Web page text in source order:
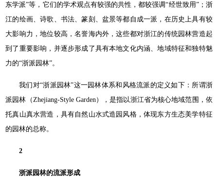
东学派”等，它们的学术观点有较强的共性，都较强调“经世致用”；浙
江的绘画、诗歌、书法、篆刻、盆景等都自成一派，在历史上具有较
大影响力，地位较高，名誉海内外，这些都对浙江的传统园林营造起
到了重要影响，并逐步形成了具有本地文化内涵、地域特征和独特魅
力的“浙派园林”。
我们对“浙派园林”这一园林体系和风格流派的定义如下：所谓浙
派园林（Zhejiang-Style Garden），是指以浙江省为核心地域范围，依
托真山真水营造，具有自然山水式造园风格，体现东方生态美学特征
的园林的总称。
2
浙派园林的流派形成